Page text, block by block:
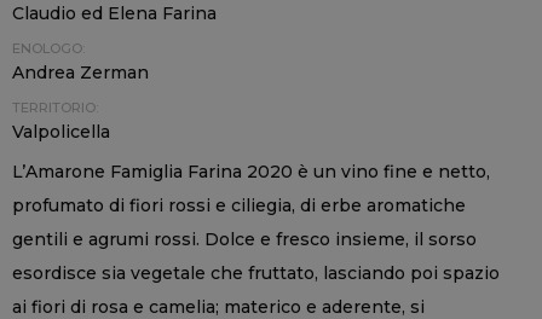
Claudio ed Elena Farina
ENOLOGO:
Andrea Zerman
TERRITORIO:
Valpolicella
L’Amarone Famiglia Farina 2020 è un vino fine e netto,
profumato di fiori rossi e ciliegia, di erbe aromatiche
gentili e agrumi rossi. Dolce e fresco insieme, il sorso
esordisce sia vegetale che fruttato, lasciando poi spazio
ai fiori di rosa e camelia; materico e aderente, si